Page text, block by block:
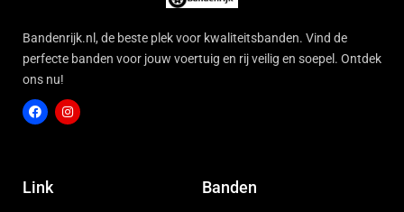
Bandenrijk.nl, de beste plek voor kwaliteitsbanden. Vind de
perfecte banden voor jouw voertuig en rij veilig en soepel. Ontdek
ons nu!
c
e
Link Banden